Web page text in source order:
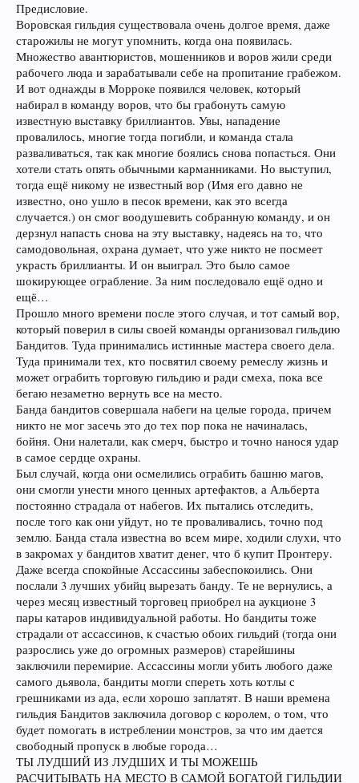
Предисловие.
Воровская гильдия существовала очень долгое время, даже
старожилы не могут упомнить, когда она появилась.
Множество авантюристов, мошенников и воров жили среди
рабочего люда и зарабатывали себе на пропитание грабежом.
И вот однажды в Морроке появился человек, который
набирал в команду воров, что бы грабонуть самую
известную выставку бриллиантов. Увы, нападение
провалилось, многие тогда погибли, и команда стала
разваливаться, так как многие боялись снова попасться. Они
хотели стать опять обычными карманниками. Но выступил,
тогда ещё никому не известный вор (Имя его давно не
известно, оно ушло в песок времени, как это всегда
случается.) он смог воодушевить собранную команду, и он
дерзнул напасть снова на эту выставку, надеясь на то, что
самодовольная, охрана думает, что уже никто не посмеет
украсть бриллианты. И он выиграл. Это было самое
шокирующее ограбление. За ним последовало ещё одно и
ещё…
Прошло много времени после этого случая, и тот самый вор,
который поверил в силы своей команды организовал гильдию
Бандитов. Туда принимались истинные мастера своего дела.
Туда принимали тех, кто посвятил своему ремеслу жизнь и
может ограбить торговую гильдию и ради смеха, пока все
бегаю незаметно вернуть все на место.
Банда бандитов совершала набеги на целые города, причем
никто не мог засечь это до тех пор пока не начиналась,
бойня. Они налетали, как смерч, быстро и точно нанося удар
в самое сердце охраны.
Был случай, когда они осмелились ограбить башню магов,
они смогли унести много ценных артефактов, а Альберта
постоянно страдала от набегов. Их пытались отследить,
после того как они уйдут, но те проваливались, точно под
землю. Банда стала известна во всем мире, ходили слухи, что
в закромах у бандитов хватит денег, что б купит Пронтеру.
Даже всегда спокойные Ассассины забеспокоились. Они
послали 3 лучших убийц вырезать банду. Те не вернулись, а
через месяц известный торговец приобрел на аукционе 3
пары катаров индивидуальной работы. Но бандиты тоже
страдали от ассассинов, к счастью обоих гильдий (тогда они
разрослись уже до огромных размеров) старейшины
заключили перемирие. Ассассины могли убить любого даже
самого дьявола, бандиты могли спереть хоть котлы с
грешниками из ада, если хорошо заплатят. В наши времена
гильдия Бандитов заключила договор с королем, о том, что
будет помогать в истреблении монстров, за что им дается
свободный пропуск в любые города…
ТЫ ЛУДШИЙ ИЗ ЛУДШИХ И ТЫ МОЖЕШЬ
РАСЧИТЫВАТЬ НА МЕСТО В САМОЙ БОГАТОЙ ГИЛЬДИИ